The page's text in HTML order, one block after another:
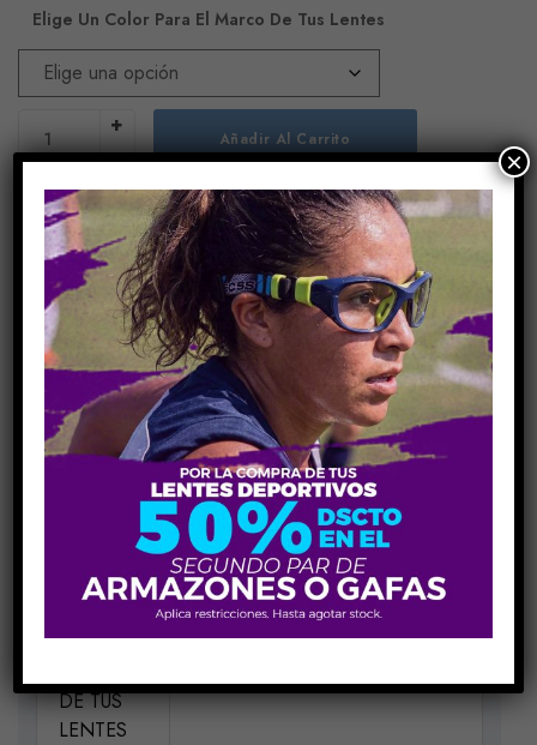
Elige Un Color Para El Marco De Tus Lentes
Añadir Al Carrito
COMPARE
Share Link:
INFORMACIÓN ADICIONAL
MEDIDAS H55-V46-P15 – VA135
MATERIAL Metal
ELIGE UN
PARA EL
DE TUS
LENTES
Negro 02, Silver 03
×